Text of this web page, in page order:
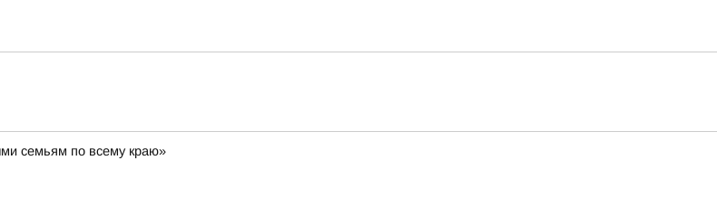
семьям по всему краю»